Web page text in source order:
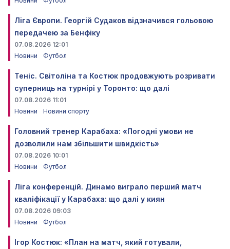
Ліга Європи. Георгій Судаков відзначився гольовою
передачею за Бенфіку
07.08.2026 12:01
Новини
Футбол
Теніс. Світоліна та Костюк продовжують розривати
суперниць на турнірі у Торонто: що далі
07.08.2026 11:01
Новини
Новини спорту
Головний тренер Карабаха: «Погодні умови не
дозволили нам збільшити швидкість»
07.08.2026 10:01
Новини
Футбол
Ліга конференцій. Динамо виграло перший матч
кваліфікації у Карабаха: що далі у киян
07.08.2026 09:03
Новини
Футбол
Ігор Костюк: «План на матч, який готували,